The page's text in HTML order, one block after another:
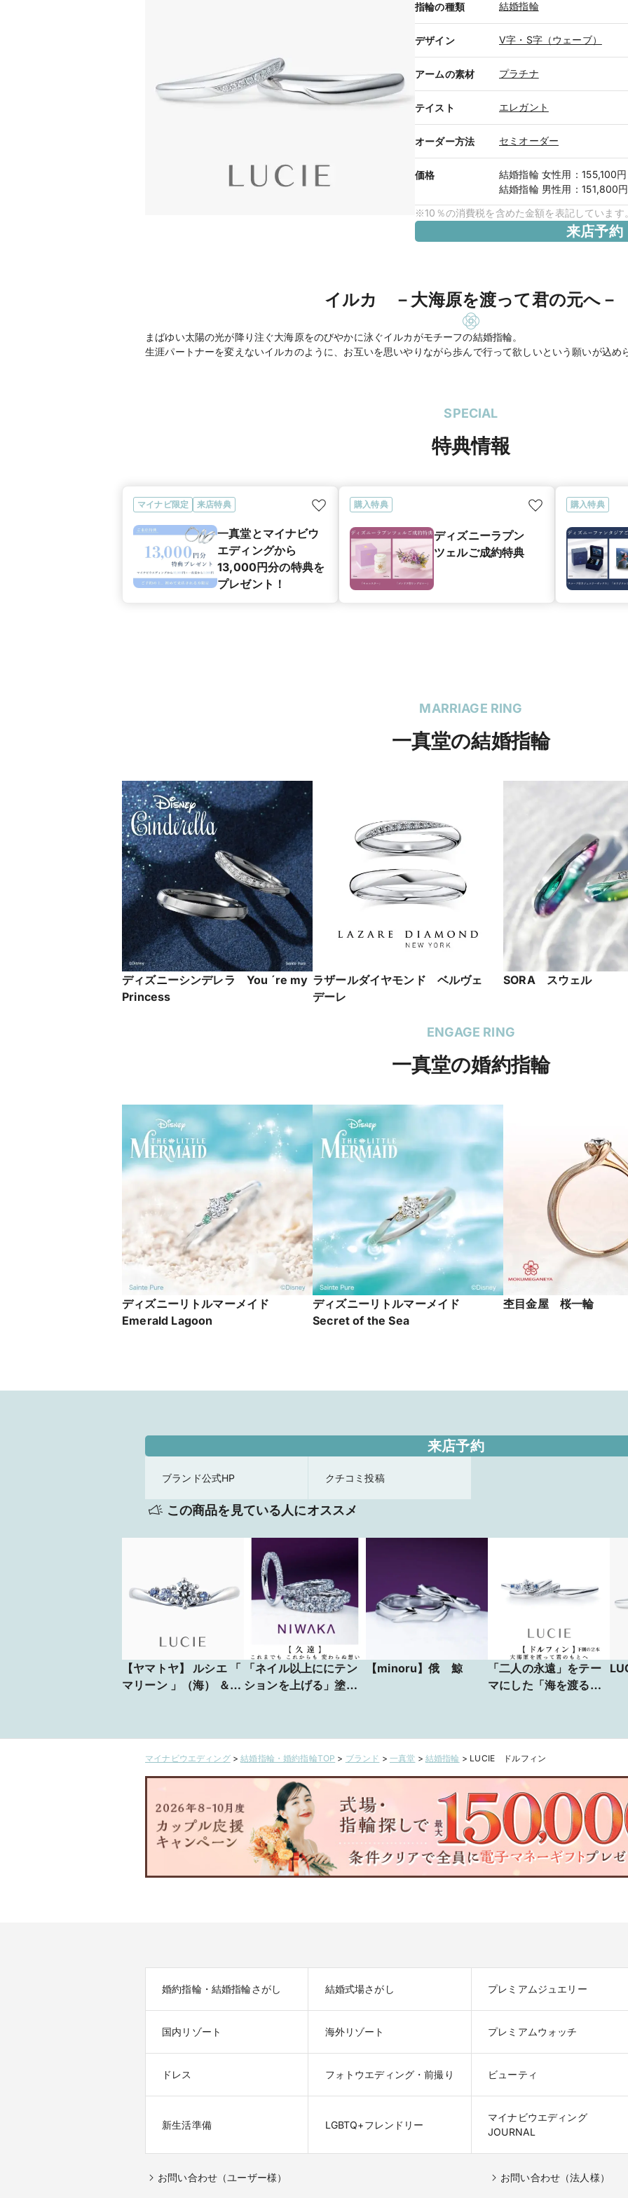
指輪の種類 結婚指輪
デザイン V字・S字（ウェーブ）
アームの素材 プラチナ
テイスト エレガント
オーダー方法 セミオーダー
価格 結婚指輪 女性用 ：155,100円
結婚指輪 男性用 ：151,800円
※10％の消費税を含めた金額を表記しています
来店予約
イルカ －大海原を渡って君の元へ－
まばゆい太陽の光が降り注ぐ大海原をのびやかに泳ぐイルカがモチーフの結婚指輪。
生涯パートナーを変えないイルカのように、お互いを思いやりながら歩んで行って欲しいという願いが込め
SPECIAL
特典情報
マイナビ限定 来店特典
一真堂とマイナビウ
エディングから
13,000円分の特典を
プレゼント！
購入特典
ディズニーラプン
ツェルご成約特典
購入特典
MARRIAGE RING
一真堂の結婚指輪
ディズニーシンデレラ You ´re my
Princess
ラザールダイヤモンド ベルヴェ
デーレ
SORA スウェル
ENGAGE RING
一真堂の婚約指輪
ディズニーリトルマーメイド
Emerald Lagoon
ディズニーリトルマーメイド
Secret of the Sea
杢目金屋 桜一輪
来店予約
ブランド公式HP クチコミ投稿
この商品を見ている人にオススメ
【ヤマトヤ】 ルシエ 「
マリーン 」（海） ＆
「ネイル以上ににテン
ションを上げる」塗り
県から来店のカップル
に選ばれた信頼の指輪
店がご案内します
【minoru】俄 鯨
「二人の永遠」をテー
マにした「海を渡るイ
幸せを旅してみません
マイナビウエディング>結婚指輪・婚約指輪TOP > ブランド > 一真堂 > 結婚指輪 > LUCIE ドルフィン
婚約指輪・結婚指輪さがし 結婚式場さがし プレミアムジュエリー
国内リゾート 海外リゾート プレミアムウォッチ
ドレス フォトウエディング・前撮り ビューティ
新生活準備 LGBTQ+フレンドリー
マイナビウエディング
JOURNAL
お問い合わせ（ユーザー様） お問い合わせ（法人様）